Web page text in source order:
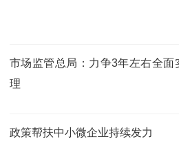
市场监管总局：力争3年左右全面
理
政策帮扶中小微企业持续发力